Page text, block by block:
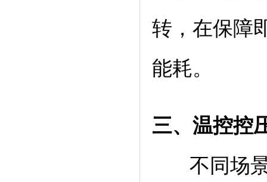
转，在保障
能耗。
三、温控控
不同场景